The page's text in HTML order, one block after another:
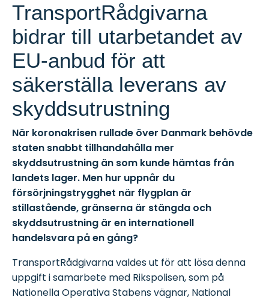
TransportRådgivarna
bidrar till utarbetandet av
EU-anbud för att
säkerställa leverans av
skyddsutrustning
När koronakrisen rullade över Danmark behövde
staten snabbt tillhandahålla mer
skyddsutrustning än som kunde hämtas från
landets lager. Men hur uppnår du
försörjningstrygghet när flygplan är
stillastående, gränserna är stängda och
skyddsutrustning är en internationell
handelsvara på en gång?
TransportRådgivarna valdes ut för att lösa denna
uppgift i samarbete med Rikspolisen, som på
Nationella Operativa Stabens vägnar, National